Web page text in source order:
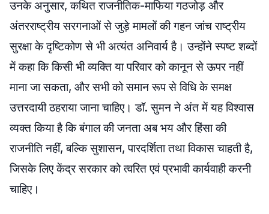
उनके अनुसार, कथित राजनीतिक-माफिया गठजोड़ और
अंतरराष्ट्रीय सरगनाओं से जुड़े मामलों की गहन जांच राष्ट्रीय
सुरक्षा के दृष्टिकोण से भी अत्यंत अनिवार्य है। उन्होंने स्पष्ट शब्दों
में कहा कि किसी भी व्यक्ति या परिवार को कानून से ऊपर नहीं
माना जा सकता, और सभी को समान रूप से विधि के समक्ष
उत्तरदायी ठहराया जाना चाहिए। डॉ. सुमन ने अंत में यह विश्वास
व्यक्त किया है कि बंगाल की जनता अब भय और हिंसा की
राजनीति नहीं, बल्कि सुशासन, पारदर्शिता तथा विकास चाहती है,
जिसके लिए केंद्र सरकार को त्वरित एवं प्रभावी कार्यवाही करनी
चाहिए।